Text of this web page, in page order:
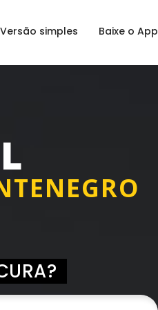
Versão simples Baixe o App